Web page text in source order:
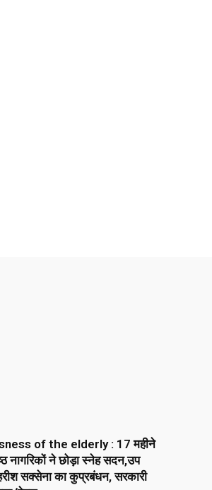
of the elderly : 17 महीने
नागरिकों ने छोड़ा स्नेह सदन,उप
सक्सेना का कुप्रबंधन, सरकारी